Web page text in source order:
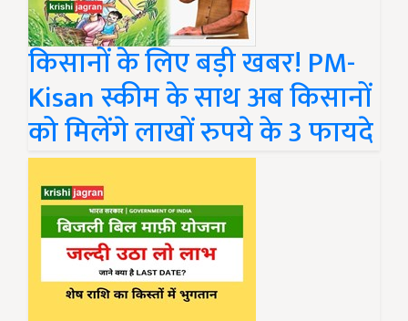
किसानों के लिए बड़ी खबर! PM-
Kisan स्कीम के साथ अब किसानों
को मिलेंगे लाखों रुपये के 3 फायदे